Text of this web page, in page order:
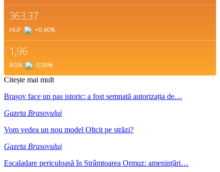
363,37
HUF +0,40%
1,96
BGN 0,00%
Citește mai mult
Brașov face un pas istoric: a fost semnată autorizația de…
Gazeta Brasovului
Vom vedea un nou model Oltcit pe străzi?
Gazeta Brasovului
Escaladare periculoasă în Strâmtoarea Ormuz: amenințări…